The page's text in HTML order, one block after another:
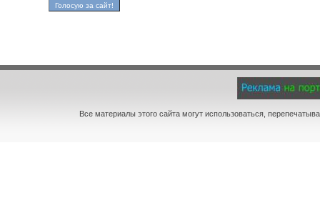
Все материалы этого сайта могут использоваться,